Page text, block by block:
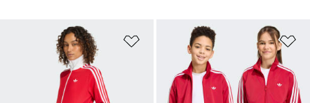
Aggiungi alla lista dei desideri